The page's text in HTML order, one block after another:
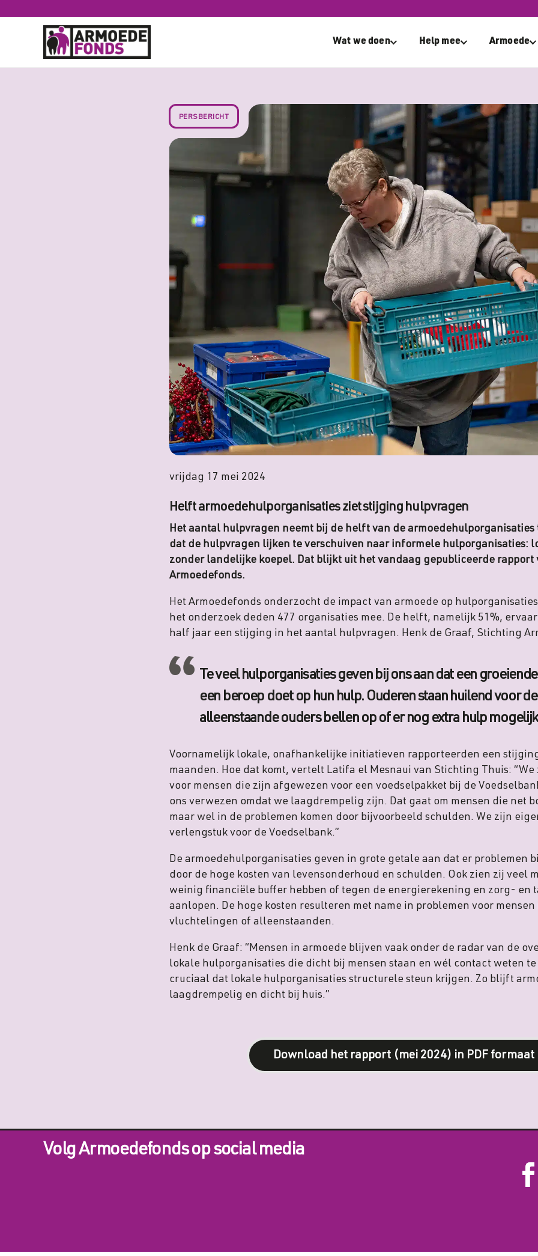
Wat we doen Help mee Armoede
# Terug naar home
PERSBERICHT
vrijdag 17 mei 2024
Helft armoedehulporganisaties ziet stijging hulpvragen
Het aantal hulpvragen neemt bij de helft van de armoedehulporganisaties
dat de hulpvragen lijken te verschuiven naar informele hulporganisaties:
zonder landelijke koepel. Dat blijkt uit het vandaag gepubliceerde rapport
Armoedefonds.
Het Armoedefonds onderzocht de impact van armoede op
het onderzoek deden 477 organisaties mee. De helft, namelijk 51%,
half jaar een stijging in het aantal hulpvragen. Henk de Graaf, Stichting
Te veel hulporganisaties geven bij ons aan dat een
een beroep doet op hun hulp. Ouderen staan huilend voor
alleenstaande ouders bellen op of er nog extra hulp
Voornamelijk lokale, onafhankelijke initiatieven rapporteerden een
maanden. Hoe dat komt, vertelt Latifa el Mesnaui van Stichting Thuis:
voor mensen die zijn afgewezen voor een voedselpakket bij de
ons verwezen omdat we laagdrempelig zijn. Dat gaat om mensen die net
maar wel in de problemen komen door bijvoorbeeld schulden. We zijn
verlengstuk voor de Voedselbank.”
De armoedehulporganisaties geven in grote getale aan dat er problemen
door de hoge kosten van levensonderhoud en schulden. Ook zien zij veel
weinig financiële buffer hebben of tegen de energierekening en zorg- en
aanlopen. De hoge kosten resulteren met name in problemen voor
vluchtelingen of alleenstaanden.
Henk de Graaf: “Mensen in armoede blijven vaak onder de radar van de
lokale hulporganisaties die dicht bij mensen staan en wél contact weten te
cruciaal dat lokale hulporganisaties structurele steun krijgen. Zo blijft
laagdrempelig en dicht bij huis.”
Download het rapport (mei 2024) in PDF formaat
Volg Armoedefonds op social media